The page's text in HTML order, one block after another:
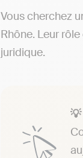
Vous cherchez
Rhône. Leur
juridique.